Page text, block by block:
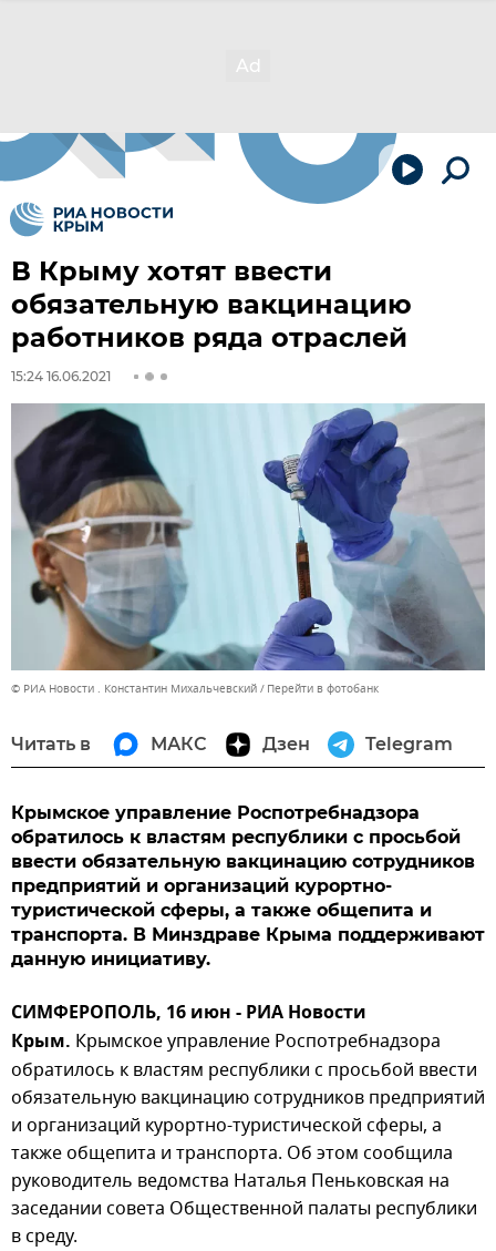
В Крыму хотят ввести
обязательную вакцинацию
работников ряда отраслей
15:24 16.06.2021
© РИА Новости . Константин Михальчевский Перейти в фотобанк
Читать в МАКС Дзен Telegram
Крымское управление Роспотребнадзора
обратилось к властям республики с просьбой
ввести обязательную вакцинацию сотрудников
предприятий и организаций курортно-
туристической сферы, а также общепита и
транспорта. В Минздраве Крыма поддерживают
данную инициативу.
СИМФЕРОПОЛЬ, 16 июн - РИА Новости
Крым. Крымское управление Роспотребнадзора
обратилось к властям республики с просьбой ввести
обязательную вакцинацию сотрудников предприятий
и организаций курортно-туристической сферы, а
также общепита и транспорта. Об этом сообщила
руководитель ведомства Наталья Пеньковская на
заседании совета Общественной палаты республики
в среду.